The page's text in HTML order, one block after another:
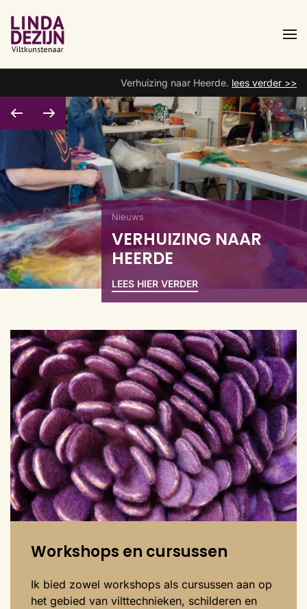
Overslaan
en
naar
inhoud
gaan
Verhuizing naar Heerde. lees verder >>
Nieuws
VERHUIZING NAAR
HEERDE
LEES HIER VERDER
Workshops en cursussen
Ik bied zowel workshops als cursussen aan op
het gebied van vilttechnieken, schilderen en